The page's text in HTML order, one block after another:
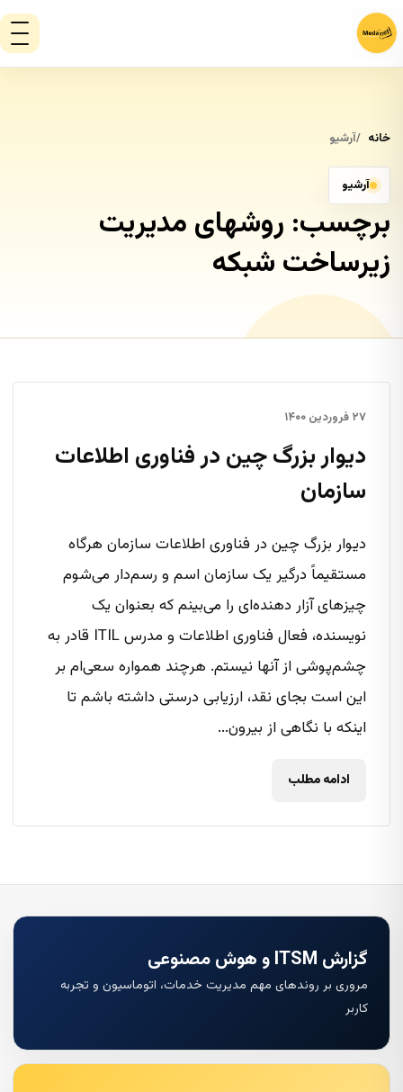
خانه آرشیو
آرشیو
برچسب: روشهای مدیریت
زیرساخت شبکه
۲۷ فروردین ۱۴۰۰
دیوار بزرگ چین در فناوری اطلاعات
سازمان
دیوار بزرگ چین در فناوری اطلاعات سازمان هرگاه
مستقیماً درگیر یک سازمان اسم و رسم‌دار می‌شوم
چیزهای آزار دهنده‌ای را می‌‌بینم که بعنوان یک
نویسنده، فعال فناوری اطلاعات و مدرس ITIL قادر به
چشم‌پوشی از آنها نیستم. هرچند همواره سعی‌ام بر
این است بجای نقد، ارزیابی درستی داشته باشم تا
اینکه با نگاهی از بیرون...
ادامه مطلب
گزارش ITSM و هوش مصنوعی
مروری بر روندهای مهم مدیریت خدمات، اتوماسیون و تجربه
کاربر